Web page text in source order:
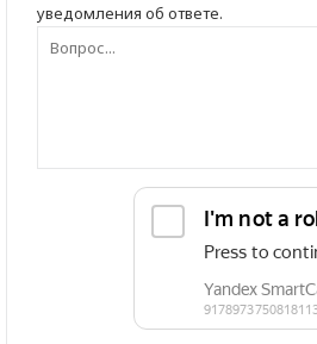
уведомления об ответе.